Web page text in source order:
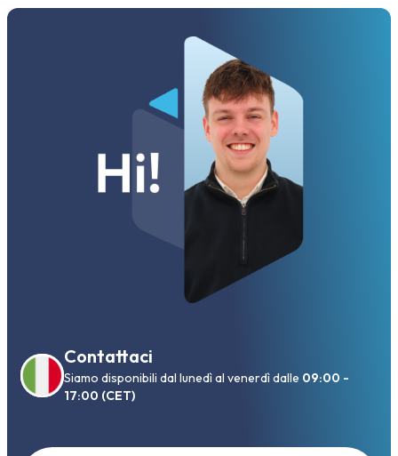
Contattaci
Siamo disponibili dal lunedì al venerdì dalle 09:00 -
17:00 (CET)